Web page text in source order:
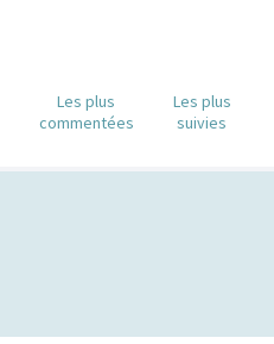
Les plus
commentées
Les plus
suivies